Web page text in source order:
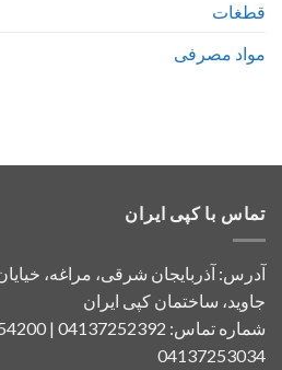
قطغات
مواد مصرفی
تماس با کپی ایران
آدرس: آذربایجان شرقی، مراغه،
جاوید، ساختمان کپی ایران
04137253034